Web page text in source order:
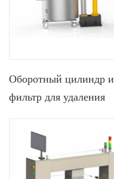
Оборотный цилиндр и
фильтр для удаления
нанесения покрытий на
литиевые батареи